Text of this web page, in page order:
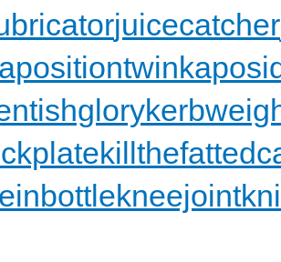
juicecatcher
kneejoint